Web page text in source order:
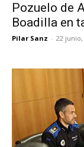
Pozuelo de
Boadilla en
Pilar Sanz - 22 junio,